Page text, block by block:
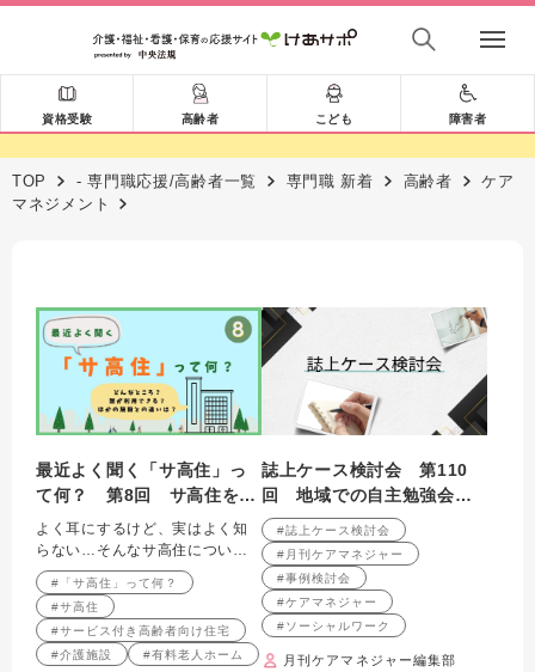
資格受験 高齢者 こども 障害者
TOP - 専門職応援/高齢者一覧 専門職 新着 高齢者
ケア
マネジメント
最近よく聞く「サ高住」っ
て何？ 第8回 サ高住を取
り巻く「チームの力」
よく耳にするけど、実はよく知
らない…そんなサ高住について
解説します
#「サ高住」って何？
#サ高住
#サービス付き高齢者向け住宅
#介護施設
#有料老人ホーム
誌上ケース検討会 第110
回 地域での自主勉強会の
持ち方について （2009年8
月号掲載）
#誌上ケース検討会
#月刊ケアマネジャー
#事例検討会
#ケアマネジャー
#ソーシャルワーク
月刊ケアマネジャー編集部